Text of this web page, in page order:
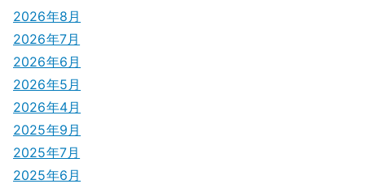
ゲ
ー
シ
ョ
ン
2026年8月
2026年7月
2026年6月
2026年5月
2026年4月
2025年9月
2025年7月
2025年6月